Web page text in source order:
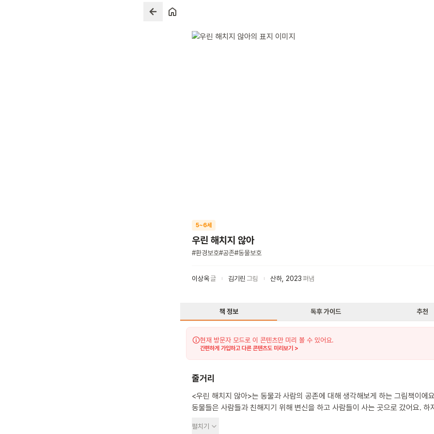
5~6세
우린 해치지 않아
#환경보호#공존#동물보호
이상옥글 김기린 그림 산하 2023펴냄
책 정보 독후 가이드 추천
현재 방문자 모드로 이 콘텐츠만 미리 볼 수 있어요.
간편하게 가입하고 다른 콘텐츠도 미리보기 >
줄거리
<우린 해치지 않아>는 동물과 사람의 공존에 대해 생각해보게 하는 그림책이에
동물들은 사람들과 친해지기 위해 변신을 하고 사람들이 사는 곳으로 갔어요. 하
돌아갔지만, 사람들은 동물들을 공격하려고 했어요. 다행히 동물을 보호하려는 사
펼치기